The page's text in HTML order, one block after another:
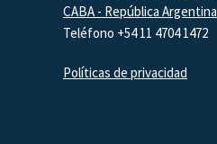
CABA - República Argentina
Teléfono +54 11 4704 1472
Políticas de privacidad